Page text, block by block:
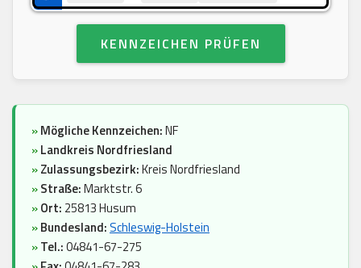
KENNZEICHEN PRÜFEN
»Mögliche Kennzeichen:NF
»Landkreis Nordfriesland
»Zulassungsbezirk:Kreis Nordfriesland
»Straße:Marktstr. 6
»Ort: 25813 Husum
»Bundesland:Schleswig-Holstein
»Tel.:04841-67-275